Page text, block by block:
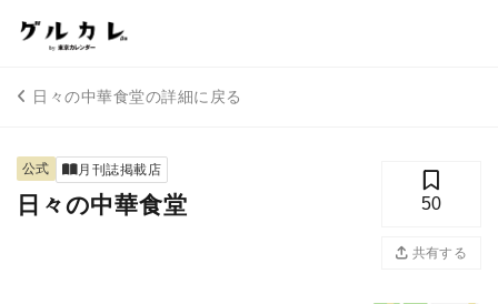
日々の中華食堂の詳細に戻る
公式 月刊誌掲載店
日々の中華食堂 50
共有する